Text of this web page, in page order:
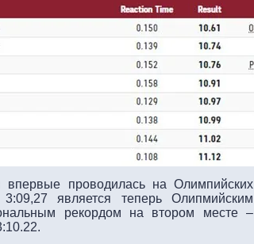
проводилась на Олимпийских
является теперь Олипмийским
рекордом на втором месте –